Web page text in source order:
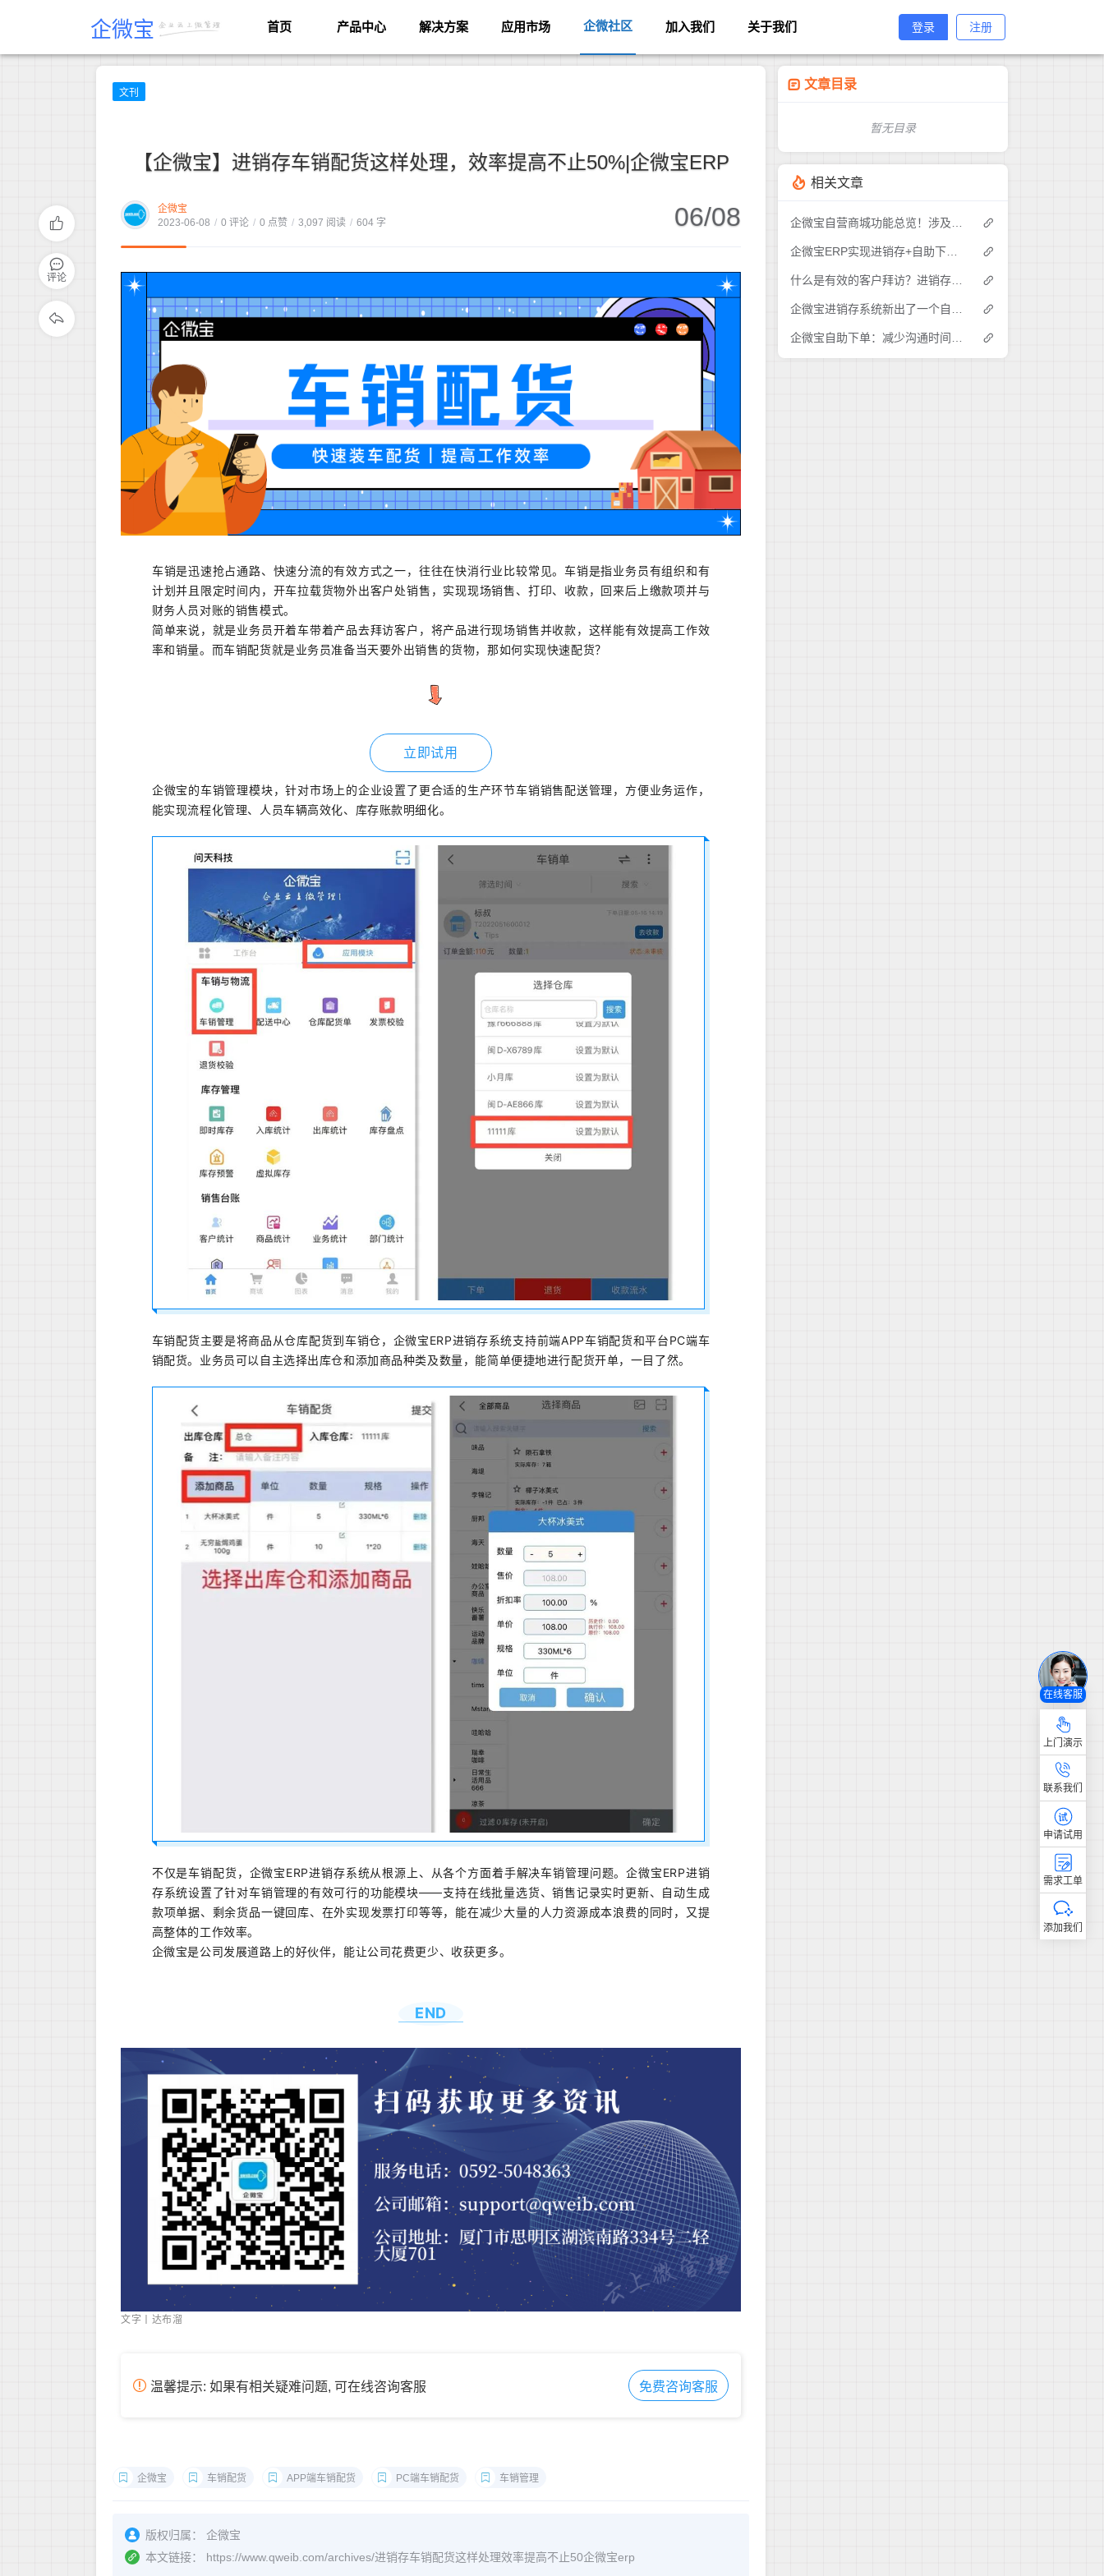
企微宝 首页 产品中心 解决方案 应用市场 企微社区 加入我们 关于我们 登录 注册
文刊
【企微宝】进销存车销配货这样处理，效率提高不止50%|企微宝ERP
企微宝
2023-06-08 / 0 评论 / 0 点赞 / 3,097 阅读 / 604 字 06/08
车销是迅速抢占通路、快速分流的有效方式之一，往往在快消行业比较常见。车销是指业务员有组织和有
计划并且限定时间内，开车拉载货物外出客户处销售，实现现场销售、打印、收款，回来后上缴款项并与
财务人员对账的销售模式。
简单来说，就是业务员开着车带着产品去拜访客户，将产品进行现场销售并收款，这样能有效提高工作效
率和销量。而车销配货就是业务员准备当天要外出销售的货物，那如何实现快速配货？
立即试用
企微宝的车销管理模块，针对市场上的企业设置了更合适的生产环节车销销售配送管理，方便业务运作，
能实现流程化管理、人员车辆高效化、库存账款明细化。
车销配货主要是将商品从仓库配货到车销仓，企微宝ERP进销存系统支持前端APP车销配货和平台PC端车
销配货。业务员可以自主选择出库仓和添加商品种类及数量，能简单便捷地进行配货开单，一目了然。
不仅是车销配货，企微宝ERP进销存系统从根源上、从各个方面着手解决车销管理问题。企微宝ERP进销
存系统设置了针对车销管理的有效可行的功能模块——支持在线批量选货、销售记录实时更新、自动生成
款项单据、剩余货品一键回库、在外实现发票打印等等，能在减少大量的人力资源成本浪费的同时，又提
高整体的工作效率。
企微宝是公司发展道路上的好伙伴，能让公司花费更少、收获更多。
END
文字丨达布溜
温馨提示: 如果有相关疑难问题, 可在线咨询客服 免费咨询客服
企微宝 车销配货 APP端车销配货 PC端车销配货 车销管理
版权归属：
企微宝
本文链接：
https://www.qweib.com/archives/进销存车销配货这样处理效率提高不止50企微宝erp
评论
文章目录
暂无目录
相关文章
在线客服
上门演示
联系我们
申请试用
需求工单
添加我们